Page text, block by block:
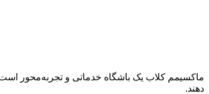
ماکسیمم کلاب یک باشگاه خدماتی و تجربه‌محور
دهند.